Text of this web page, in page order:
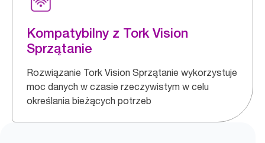
Kompatybilny z Tork Vision
Sprzątanie
Rozwiązanie Tork Vision Sprzątanie wykorzystuje
moc danych w czasie rzeczywistym w celu
określania bieżących potrzeb